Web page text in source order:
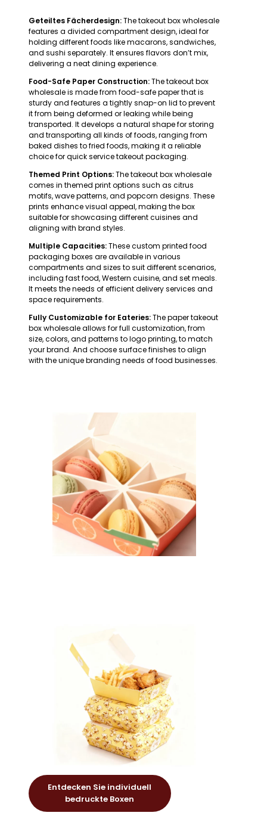
Geteiltes Fächerdesign:The takeout box wholesale
features a divided compartment design, ideal for
holding different foods like macarons, sandwiches,
and sushi separately. It ensures flavors don’t mix,
delivering a neat dining experience.
Food-Safe Paper Construction:The takeout box
wholesale is made from food-safe paper that is
sturdy and features a tightly snap-on lid to prevent
it from being deformed or leaking while being
transported. It develops a natural shape for storing
and transporting all kinds of foods, ranging from
baked dishes to fried foods, making it a reliable
choice for quick service takeout packaging.
Themed Print Options:The takeout box wholesale
comes in themed print options such as citrus
motifs, wave patterns, and popcorn designs. These
prints enhance visual appeal, making the box
suitable for showcasing different cuisines and
aligning with brand styles.
Multiple Capacities:These custom printed food
packaging boxes are available in various
compartments and sizes to suit different scenarios,
including fast food, Western cuisine, and set meals.
It meets the needs of efficient delivery services and
space requirements.
Fully Customizable for Eateries:The paper takeout
box wholesale allows for full customization, from
size, colors, and patterns to logo printing, to match
your brand. And choose surface finishes to align
with the unique branding needs of food businesses.
Entdecken Sie individuell
bedruckte Boxen